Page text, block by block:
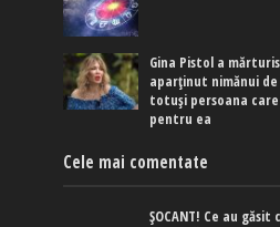
Gina Pistol a
aparținut nimănui
totuși persoana
pentru ea
Cele mai comentate
ȘOCANT! Ce au